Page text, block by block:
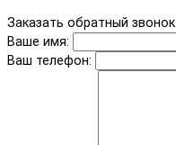
Заказать обратный звонок
Ваше имя:
Ваш телефон: